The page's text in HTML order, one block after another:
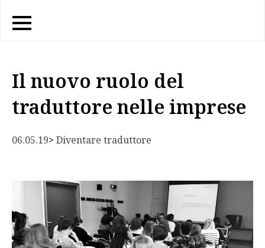
Il nuovo ruolo del
traduttore nelle imprese
06.05.19> Diventare traduttore